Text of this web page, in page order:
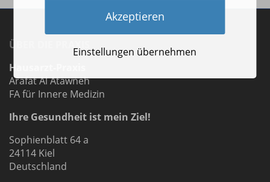
ÜBER DIE PRAXIS
Hausarzt-Praxis
Arafat Al Atawneh
FA für Innere Medizin
Ihre Gesundheit ist mein Ziel!
Sophienblatt 64 a
24114 Kiel
Deutschland
Akzeptieren
Einstellungen übernehmen